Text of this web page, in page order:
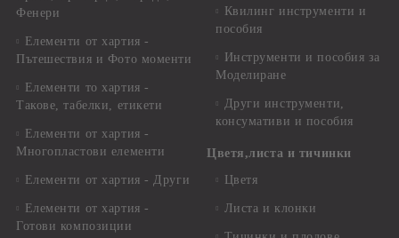
Фенери
Елементи от хартия -
Пътешествия и Фото моменти
Елементи то хартия -
Такове, табелки, етикети
Елементи от хартия -
Многопластови елементи
Елементи от хартия - Други
Елементи от хартия -
Готови композиции
Квилинг инструменти и
пособия
Инструменти и пособия за
Моделиране
Други инструменти,
консумативи и пособия
Цветя,листа и тичинки
Цветя
Листа и клонки